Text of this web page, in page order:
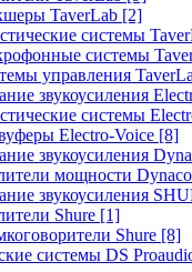
TaverLab [2]
системы
системы
управления
звукоусиления
системы
Electro-Voice [8]
звукоусиления
мощности
звукоусиления
Shure [1]
Shure [8]
системы DS